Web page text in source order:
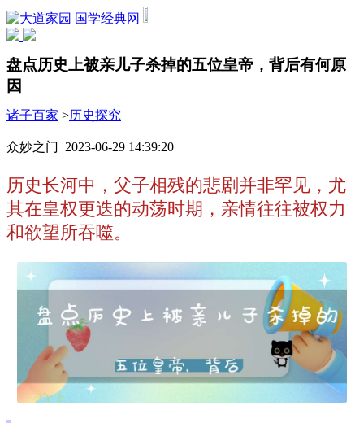
国学经典网
盘点历史上被亲儿子杀掉的五位皇帝，背后有何原
因
诸子百家 >历史探究
众妙之门 2023-06-29 14:39:20
历史长河中，父子相残的悲剧并非罕见，尤
其在皇权更迭的动荡时期，亲情往往被权力
和欲望所吞噬。